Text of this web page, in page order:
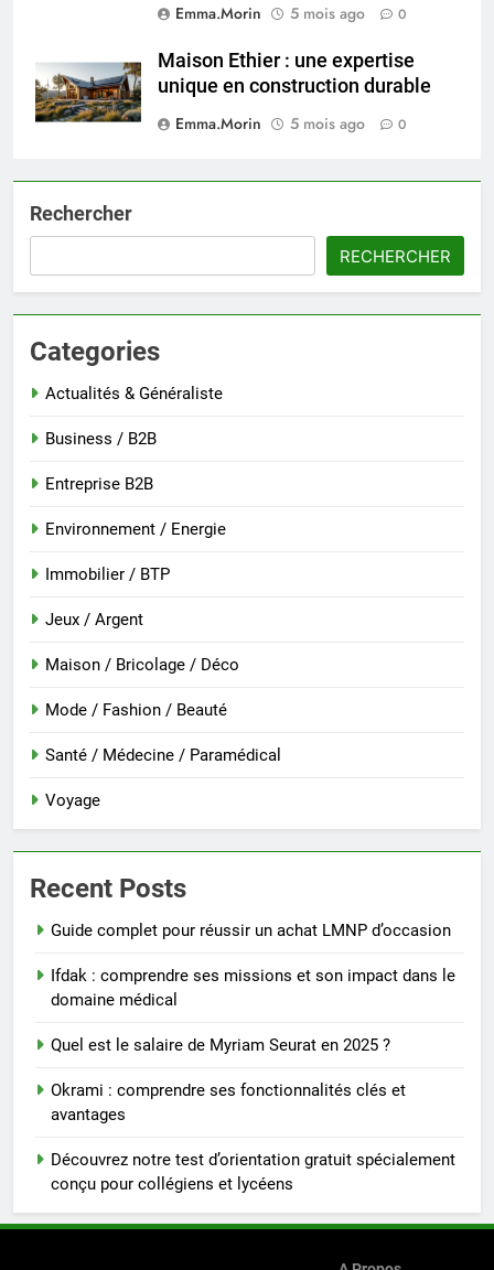
Emma.Morin
5 mois ago 0
Maison Ethier : une expertise
unique en construction durable
Emma.Morin
5 mois ago 0
Rechercher
RECHERCHER
Categories
Actualités & Généraliste
Business / B2B
Entreprise B2B
Environnement / Energie
Immobilier / BTP
Jeux / Argent
Maison / Bricolage / Déco
Mode / Fashion / Beauté
Santé / Médecine / Paramédical
Voyage
Recent Posts
Guide complet pour réussir un achat LMNP d’occasion
Ifdak : comprendre ses missions et son impact dans le
domaine médical
Quel est le salaire de Myriam Seurat en 2025 ?
Okrami : comprendre ses fonctionnalités clés et
avantages
Découvrez notre test d’orientation gratuit spécialement
conçu pour collégiens et lycéens